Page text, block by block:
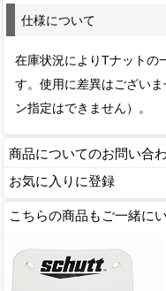
仕様について
在庫状況によりTナットの
す。使用に差異はござい
ン指定はできません）。
商品についてのお問い合
お気に入りに登録
こちらの商品もご一緒に